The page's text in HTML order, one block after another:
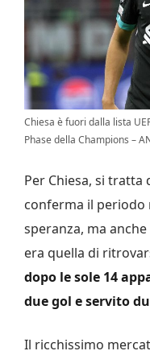
Chiesa è fuori dalla lista
Phase della Champions –
Per Chiesa, si
conferma il periodo
speranza, ma
era quella di
dopo le sole 14
due gol e servito
Il ricchissimo